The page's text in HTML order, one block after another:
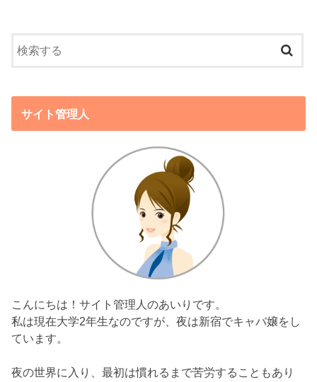
サイト管理人
こんにちは！サイト管理人のあいりです。
私は現在大学2年生なのですが、夜は新宿でキャバ嬢をし
ています。
夜の世界に入り、最初は慣れるまで苦労することもあり